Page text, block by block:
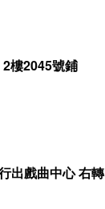
樓2045號鋪
出戲曲中心 右轉